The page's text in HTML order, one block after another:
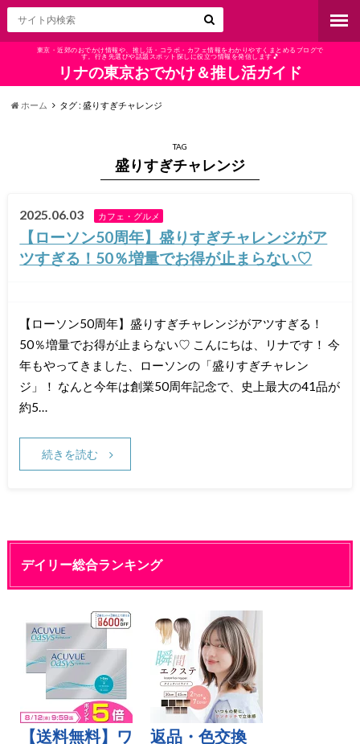
東京・近郊のおでかけ情報や、推し活・コラボ・カフェ情報をわかりやすくまとめるブログで
す。行き先選びや話題スポット探しに役立つ情報を発信します🎵
リナの東京おでかけ＆推し活ガイド
ホーム タグ : 盛りすぎチャレンジ
TAG
盛りすぎチャレンジ
2025.06.03 カフェ・グルメ
【ローソン50周年】盛りすぎチャレンジがア
ツすぎる！50％増量でお得が止まらない♡
【ローソン50周年】盛りすぎチャレンジがアツすぎる！
50％増量でお得が止まらない♡ こんにちは、リナです！ 今
年もやってきました、ローソンの「盛りすぎチャレン
ジ」！ なんと今年は創業50周年記念で、史上最大の41品が
約5…
続きを読む
デイリー総合ランキング